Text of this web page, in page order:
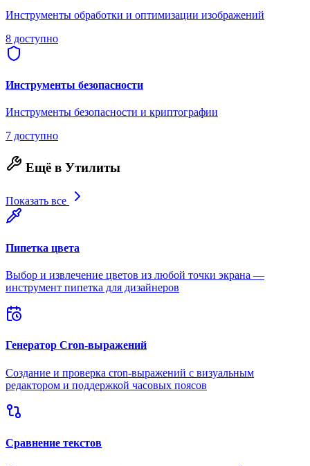
Инструменты обработки и оптимизации изображений
8 доступно
Инструменты безопасности
Инструменты безопасности и криптографии
7 доступно
Ещё в Утилиты
Показать все
Пипетка цвета
Выбор и извлечение цветов из любой точки экрана —
инструмент пипетка для дизайнеров
Генератор Cron-выражений
Создание и проверка cron-выражений с визуальным
редактором и поддержкой часовых поясов
Сравнение текстов